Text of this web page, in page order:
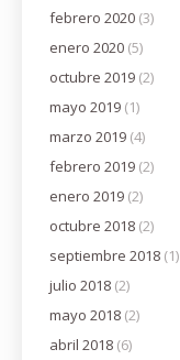
febrero 2020 (3)
enero 2020 (5)
octubre 2019 (2)
mayo 2019 (1)
marzo 2019 (4)
febrero 2019 (2)
enero 2019 (2)
octubre 2018 (2)
septiembre 2018 (1)
julio 2018 (2)
mayo 2018 (2)
abril 2018 (6)